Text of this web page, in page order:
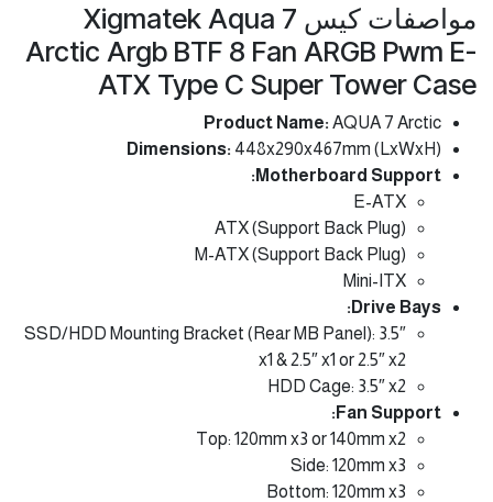
مواصفات كيس Xigmatek Aqua 7
Arctic Argb BTF 8 Fan ARGB Pwm E-
ATX Type C Super Tower Case
Product Name: AQUA 7 Arctic
Dimensions: 448x290x467mm (LxWxH)
Motherboard Support:
E-ATX
ATX (Support Back Plug)
M-ATX (Support Back Plug)
Mini-ITX
Drive Bays:
SSD/HDD Mounting Bracket (Rear MB Panel): 3.5″
x1 & 2.5″ x1 or 2.5″ x2
HDD Cage: 3.5″ x2
Fan Support:
Top: 120mm x3 or 140mm x2
Side: 120mm x3
Bottom: 120mm x3